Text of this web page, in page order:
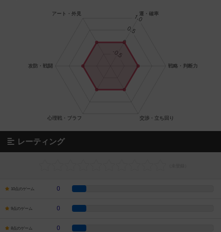
レーティング
10点のゲーム 0
9点のゲーム 0
8点のゲーム 0